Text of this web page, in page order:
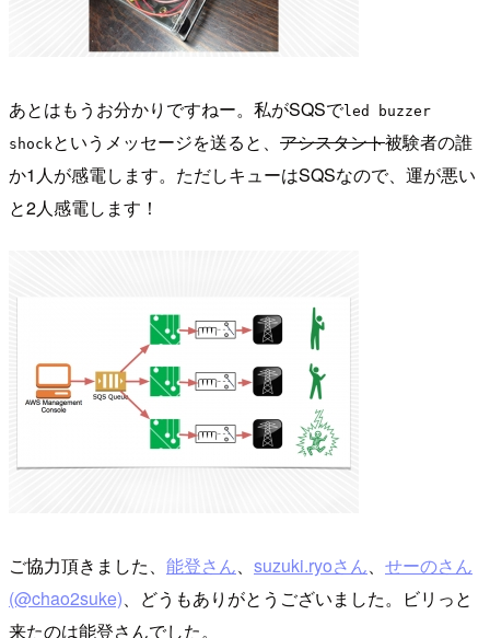
あとはもうお分かりですねー。私がSQSでled buzzer
shockというメッセージを送ると、 アシスタント被験者の誰
か1人が感電します。ただしキューはSQSなので、運が悪い
と2人感電します！
ご協力頂きました、 能登さん、 suzuki.ryoさん、 せーのさん
(@chao2suke)、どうもありがとうございました。ビリっと
来たのは能登さんでした。